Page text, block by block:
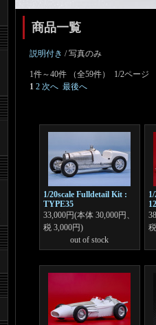
商品一覧
説明付き / 写真のみ
1件～40件 （全59件） 1/2ページ
1 2 次へ 最後へ
1/20scale Fulldetail Kit :
TYPE35
33,000円(本体 30,000円、
税 3,000円)
out of stock